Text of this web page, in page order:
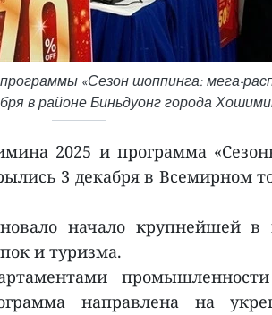
«Сезон шоппинга: мега-
в районе Биньдуонг города
2025 и программа
3 декабря в Всемирном
начало крупнейшей в
и туризма.
направлена на